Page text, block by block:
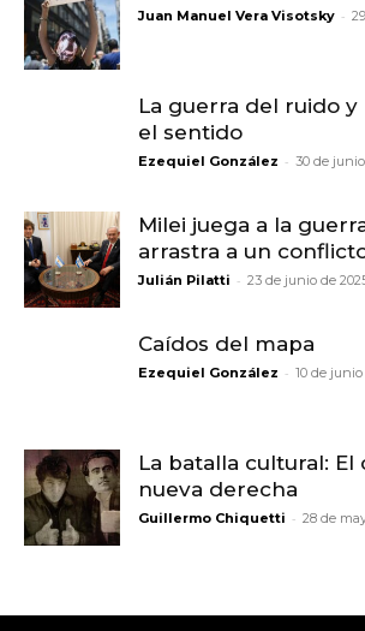
Juan Manuel Vera Visotsky -
La guerra del ruido
el sentido
Ezequiel González - 30 de
Milei juega a la
arrastra a un
Julián Pilatti - 23 de junio de
Caídos del mapa
Ezequiel González - 10 de
La batalla cultural: El
nueva derecha
Guillermo Chiquetti - 28 de